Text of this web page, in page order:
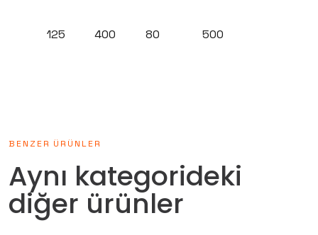
125 400 80 500
BENZER ÜRÜNLER
Aynı kategorideki
diğer ürünler